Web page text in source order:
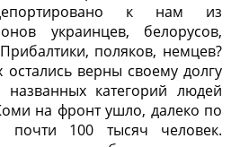
к нам из
украинцев, белорусов,
поляков, немцев?
верны своему долгу
категорий людей
на фронт ушло, далеко по
почти 100 тысяч человек.